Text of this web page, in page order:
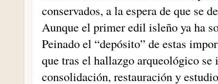
conservados, a la espera de que se
Aunque el primer edil isleño ya ha
Peinado el “depósito” de estas
que tras el hallazgo arqueológico
consolidación, restauración y